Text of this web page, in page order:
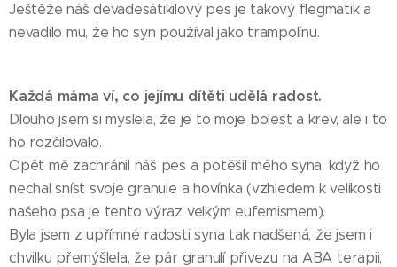
Ještěže náš devadesátikilový pes je takový flegmatik a
nevadilo mu, že ho syn používal jako trampolínu.
Každá máma ví, co jejímu dítěti udělá radost.
Dlouho jsem si myslela, že je to moje bolest a krev, ale i to
ho rozčilovalo.
Opět mě zachránil náš pes a potěšil mého syna, když ho
nechal sníst svoje granule a hovínka (vzhledem k velikosti
našeho psa je tento výraz velkým eufemismem).
Byla jsem z upřímné radosti syna tak nadšená, že jsem i
chvilku přemýšlela, že pár granulí přivezu na ABA terapii,